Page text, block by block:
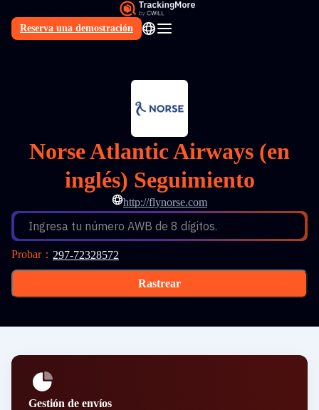
Reserva una demostración
ES
Norse Atlantic Airways (en
inglés) Seguimiento
http://flynorse.com
Ingresa tu número AWB de 8 dígitos.
Probar： 297-72328572
Rastrear
Gestión de envíos